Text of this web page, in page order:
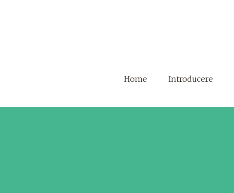
Home Introducere